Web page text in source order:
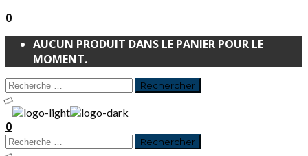
0
AUCUN PRODUIT DANS LE PANIER POUR LE
MOMENT.
0